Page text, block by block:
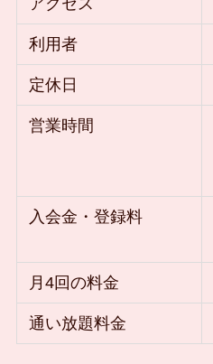
利用者
定休日
営業時間
入会金・登録料
月4回の料金
通い放題料金